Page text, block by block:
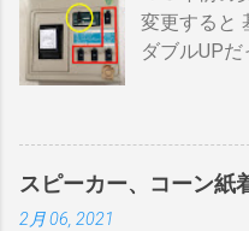
重ドラムで
し難く冷め
早い話が
通りで蓄熱
まま反映し
落ち、増幅
アンテナ端
波の接続
１ 地上波の
「地上波ア
の地上波の
変更すると
ダブルUPだ
力のHPで
気毛布２、
ー・電気ス
スピーカー、コーン紙
2月 06, 2021